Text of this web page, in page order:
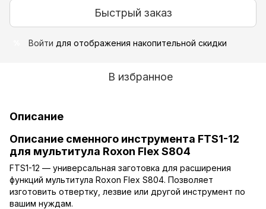
Быстрый заказ
Войти для отображения накопительной скидки
В избранное
Описание
Описание сменного инструмента FTS1-12
для мультитула Roxon Flex S804
FTS1-12 — универсальная заготовка для расширения
функций мультитула Roxon Flex S804. Позволяет
изготовить отвертку, лезвие или другой инструмент по
вашим нуждам.